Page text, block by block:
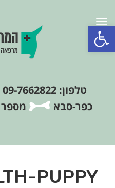
פתח סרגל נגישות
תפריט
טלפון: 09-7662822
כפר-סבא
מספר
PUPPY